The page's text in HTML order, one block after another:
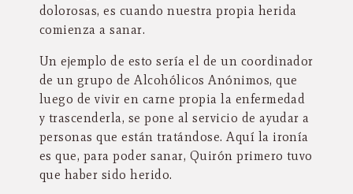
dolorosas, es cuando nuestra propia herida
comienza a sanar.
Un ejemplo de esto sería el de un coordinador
de un grupo de Alcohólicos Anónimos, que
luego de vivir en carne propia la enfermedad
y trascenderla, se pone al servicio de ayudar a
personas que están tratándose. Aquí la ironía
es que, para poder sanar, Quirón primero tuvo
que haber sido herido.